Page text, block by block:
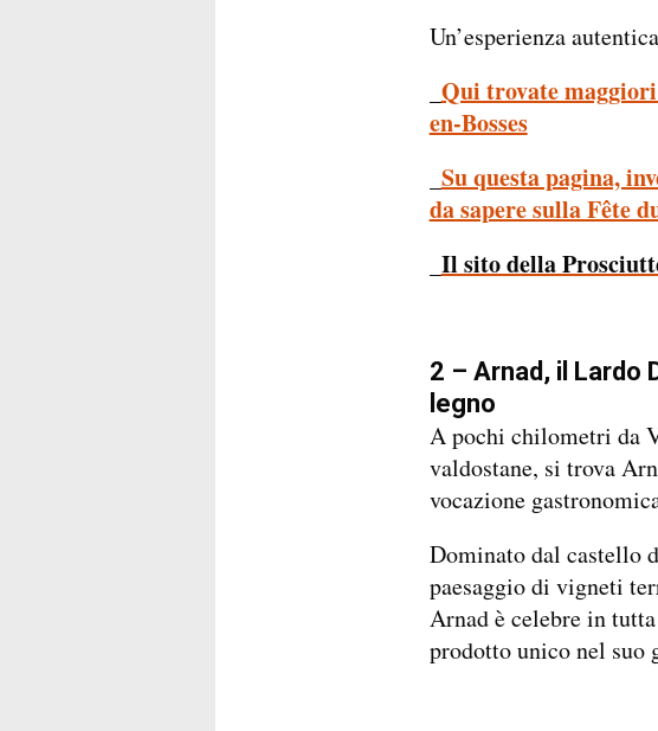
Un’esperienza
Qui trovate
en-Bosses
Su questa pagina,
da sapere sulla Fête
Il sito della
2 – Arnad, il Lardo
legno
A pochi chilometri da
valdostane, si trova
vocazione
Dominato dal castello
paesaggio di vigneti
Arnad è celebre in
prodotto unico nel suo